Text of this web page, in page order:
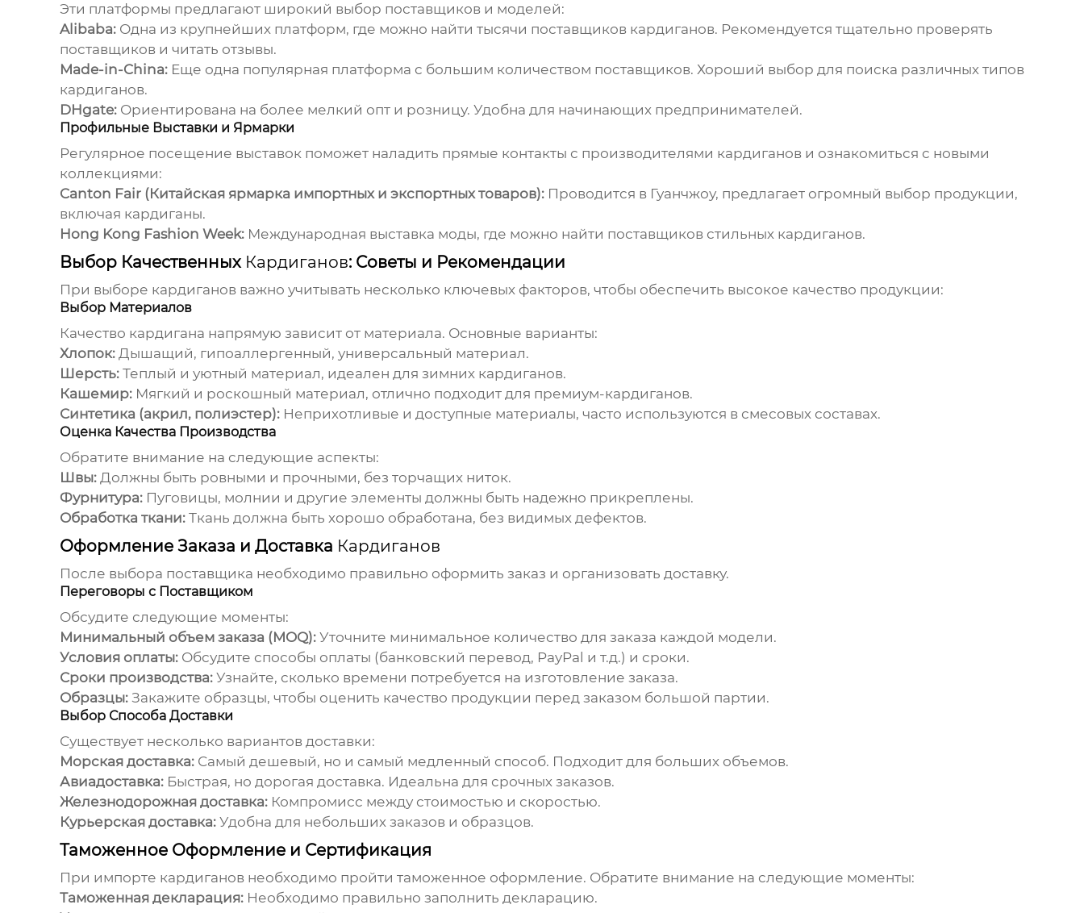
Эти платформы предлагают широкий выбор поставщиков и моделей:
Alibaba:Одна из крупнейших платформ, где можно найти тысячи поставщиков кардиганов. Рекомендуется тщательно проверять
поставщиков и читать отзывы.
Made-in-China:Еще одна популярная платформа с большим количеством поставщиков. Хороший выбор для поиска различных типов
кардиганов.
DHgate:Ориентирована на более мелкий опт и розницу. Удобна для начинающих предпринимателей.
Профильные Выставки и Ярмарки
Регулярное посещение выставок поможет наладить прямые контакты с производителями кардиганови ознакомиться с новыми
коллекциями:
Canton Fair (Китайская ярмарка импортных и экспортных товаров):Проводится в Гуанчжоу, предлагает огромный выбор продукции,
включая кардиганы.
Hong Kong Fashion Week:Международная выставка моды, где можно найти поставщиков стильных кардиганов.
Выбор Качественных Кардиганов: Советы и Рекомендации
При выборе кардигановважно учитывать несколько ключевых факторов, чтобы обеспечить высокое качество продукции:
Выбор Материалов
Качество кардигана напрямую зависит от материала. Основные варианты:
Хлопок:Дышащий, гипоаллергенный, универсальный материал.
Шерсть:Теплый и уютный материал, идеален для зимних кардиганов.
Кашемир:Мягкий и роскошный материал, отлично подходит для премиум-кардиганов.
Синтетика (акрил, полиэстер):Неприхотливые и доступные материалы, часто используются в смесовых составах.
Оценка Качества Производства
Обратите внимание на следующие аспекты:
Швы:Должны быть ровными и прочными, без торчащих ниток.
Фурнитура:Пуговицы, молнии и другие элементы должны быть надежно прикреплены.
Обработка ткани:Ткань должна быть хорошо обработана, без видимых дефектов.
Оформление Заказа и Доставка Кардиганов
После выбора поставщика необходимо правильно оформить заказ и организовать доставку.
Переговоры с Поставщиком
Обсудите следующие моменты:
Минимальный объем заказа (MOQ):Уточните минимальное количество для заказа каждой модели.
Условия оплаты:Обсудите способы оплаты (банковский перевод, PayPal и т.д.) и сроки.
Сроки производства:Узнайте, сколько времени потребуется на изготовление заказа.
Образцы:Закажите образцы, чтобы оценить качество продукции перед заказом большой партии.
Выбор Способа Доставки
Существует несколько вариантов доставки:
Морская доставка:Самый дешевый, но и самый медленный способ. Подходит для больших объемов.
Авиадоставка:Быстрая, но дорогая доставка. Идеальна для срочных заказов.
Железнодорожная доставка:Компромисс между стоимостью и скоростью.
Курьерская доставка:Удобна для небольших заказов и образцов.
Таможенное Оформление и Сертификация
При импорте кардигановнеобходимо пройти таможенное оформление. Обратите внимание на следующие моменты:
Таможенная декларация:Необходимо правильно заполнить декларацию.